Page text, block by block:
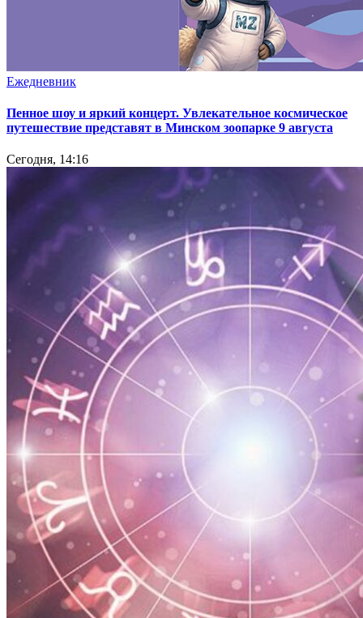
Ежедневник
Пенное шоу и яркий концерт. Увлекательное космическое
путешествие представят в Минском зоопарке 9 августа
Сегодня, 14:16